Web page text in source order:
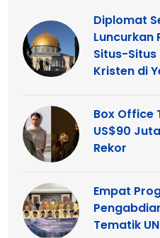
Diplomat
Luncurkan
Situs-
Kristen di
Box Office
US$90
Rekor
Empat
Tematik